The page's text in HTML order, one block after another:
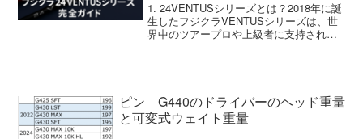
1. 24VENTUSシリーズとは？2018年に誕
生したフジクラVENTUSシリーズは、世
界中のツアープロや上級者に支持され続
ピン G440のドライバーのヘッド重量
と可変式ウェイト重量